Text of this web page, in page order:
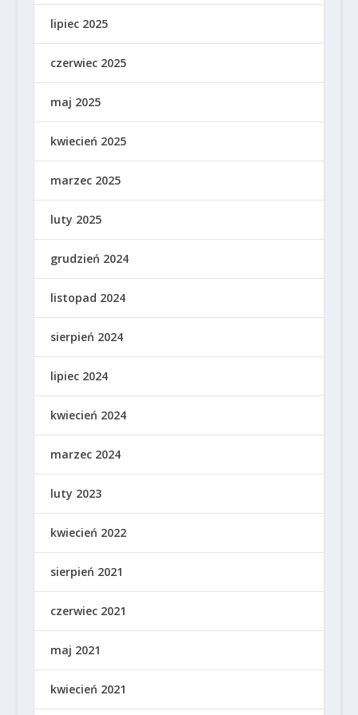
lipiec 2025
czerwiec 2025
maj 2025
kwiecień 2025
marzec 2025
luty 2025
grudzień 2024
listopad 2024
sierpień 2024
lipiec 2024
kwiecień 2024
marzec 2024
luty 2023
kwiecień 2022
sierpień 2021
czerwiec 2021
maj 2021
kwiecień 2021